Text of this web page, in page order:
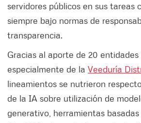
servidores públicos en sus tareas
siempre bajo normas de
transparencia.
Gracias al aporte de 20 entidades
especialmente de la Veeduría
lineamientos se nutrieron
de la IA sobre utilización de
generativo, herramientas